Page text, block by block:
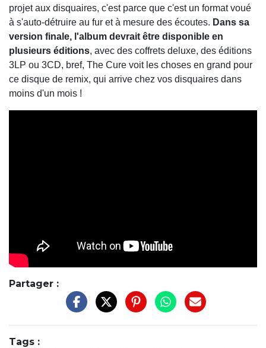
projet aux disquaires, c'est parce que c'est un format voué
à s'auto-détruire au fur et à mesure des écoutes. Dans sa
version finale, l'album devrait être disponible en
plusieurs éditions, avec des coffrets deluxe, des éditions
3LP ou 3CD, bref, The Cure voit les choses en grand pour
ce disque de remix, qui arrive chez vos disquaires dans
moins d'un mois !
Partager :
Tags :